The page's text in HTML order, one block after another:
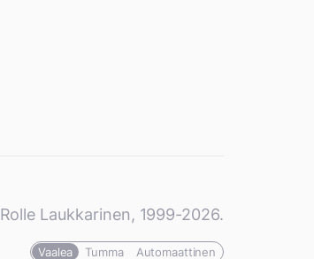
Laukkarinen, 1999-2026.
Vaalea Tumma Automaattinen